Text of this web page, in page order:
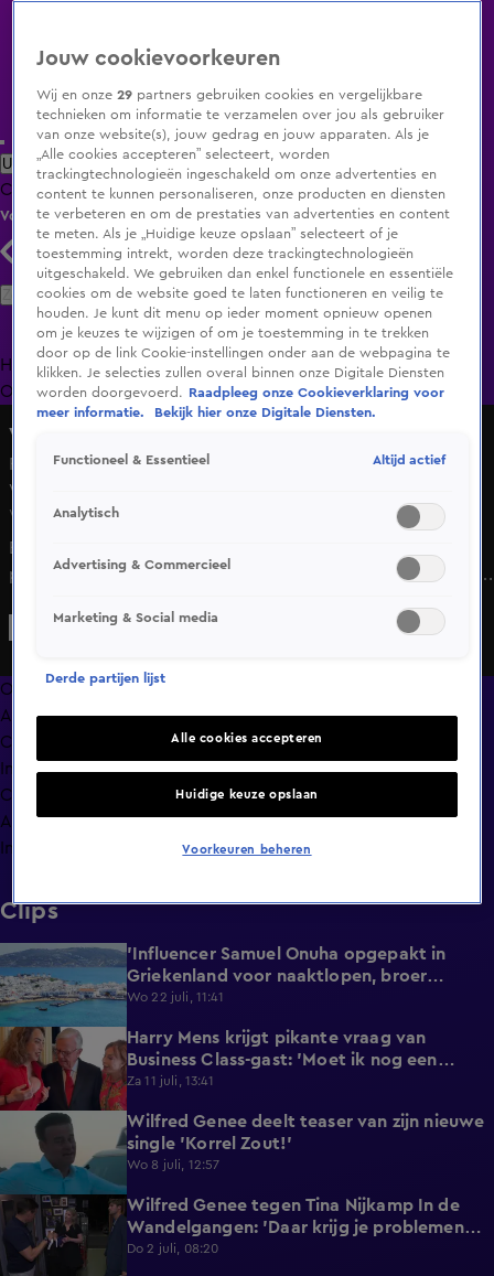
Uitzending Gemist Populaire programma's Zenders Genres
ClipsFilmsRadioSmart TV inlogShop
Volg KIJK
Zoeken
HomeUitzending Gemist Programma's De Bondgenoten
OranjezomerLivestreamsShop
Vandaag Inside
Ronald Koeman geeft een medische update over Bart
Verbruggen
Wo 10 juni, 20:40
Bondscoach Ronald Koeman spreekt op de
persconferentie van het Nederlands elftal, in aanloop naar
Bart Verbruggen.
Overzicht
Afleveringen
Clips
In de wandelgangen
Compilaties
Anderen keken ook
Info
Clips
1:00
'Influencer Samuel Onuha opgepakt in
Griekenland voor naaktlopen, broer
reageert met statement'
Wo 22 juli, 11:41
0:17
Harry Mens krijgt pikante vraag van
Business Class-gast: 'Moet ik nog een
knoopje losdoen?'
Za 11 juli, 13:41
0:37
Wilfred Genee deelt teaser van zijn nieuwe
single 'Korrel Zout!'
Wo 8 juli, 12:57
6:55
Wilfred Genee tegen Tina Nijkamp In de
Wandelgangen: 'Daar krijg je problemen
mee!'
Do 2 juli, 08:20
Jouw cookievoorkeuren
Wij en onze29 partners gebruiken cookies en vergelijkbare
technieken om informatie te verzamelen over jou als gebruiker
van onze website(s), jouw gedrag en jouw apparaten. Als je
„Alle cookies accepteren” selecteert, worden
trackingtechnologieën ingeschakeld om onze advertenties en
content te kunnen personaliseren, onze producten en diensten
te verbeteren en om de prestaties van advertenties en content
te meten. Als je „Huidige keuze opslaan” selecteert of je
toestemming intrekt, worden deze trackingtechnologieën
uitgeschakeld. We gebruiken dan enkel functionele en essentiële
cookies om de website goed te laten functioneren en veilig te
houden. Je kunt dit menu op ieder moment opnieuw openen
om je keuzes te wijzigen of om je toestemming in te trekken
door op de link Cookie-instellingen onder aan de webpagina te
klikken. Je selecties zullen overal binnen onze Digitale Diensten
worden doorgevoerd.
Raadpleeg onze Cookieverklaring voor
meer informatie.
Bekijk hier onze Digitale Diensten.
Functioneel & Essentieel Altijd actief
Analytisch
Advertising & Commercieel
Marketing & Social media
Derde partijen lijst
Alle cookies accepteren
Huidige keuze opslaan
Voorkeuren beheren